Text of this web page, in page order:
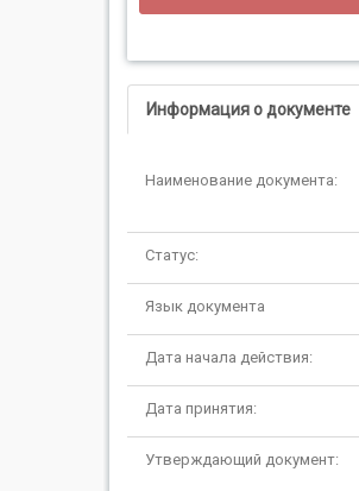
Информация о документе
Наименование документа:
Статус:
Язык документа
Дата начала действия:
Дата принятия:
Утверждающий документ: